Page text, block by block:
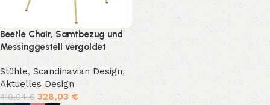
Beetle Chair, Samtbezug und
Messinggestell vergoldet
Stühle, Scandinavian Design,
Aktuelles Design
410,04€ 328,03 €